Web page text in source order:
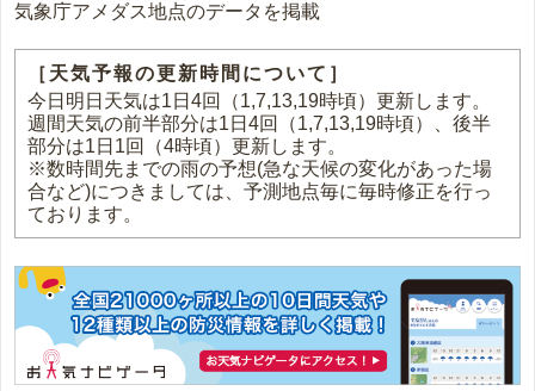
気象庁アメダス地点のデータを掲載
［天気予報の更新時間について］
今日明日天気は1日4回（1,7,13,19時頃）更新します。
週間天気の前半部分は1日4回（1,7,13,19時頃）、後半
部分は1日1回（4時頃）更新します。
※数時間先までの雨の予想(急な天候の変化があった場
合など)につきましては、予測地点毎に毎時修正を行っ
ております。